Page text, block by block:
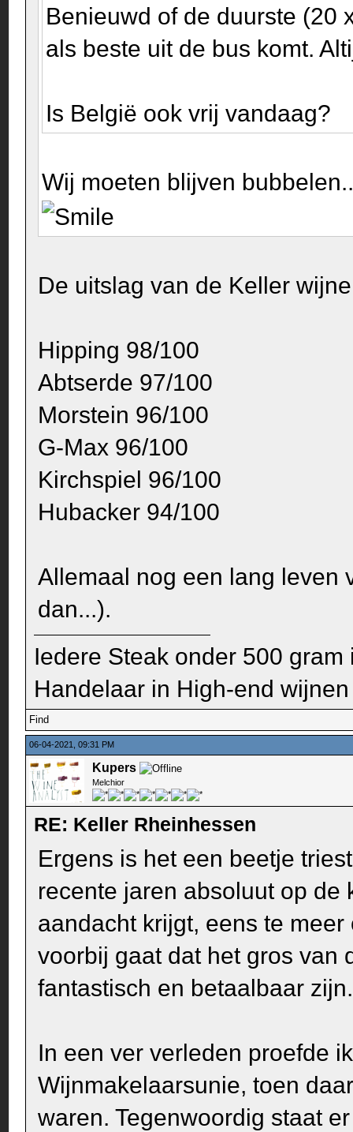
Benieuwd of de duurste (20
als beste uit de bus komt.
Is België ook vrij vandaag?
Wij moeten blijven
De uitslag van de Keller
Hipping 98/100
Abtserde 97/100
Morstein 96/100
G-Max 96/100
Kirchspiel 96/100
Hubacker 94/100
Allemaal nog een lang leven
dan...).
Iedere Steak onder 500 gram
Handelaar in High-end wijnen
Find
06-04-2021, 09:31 PM
Kupers
Melchior
RE: Keller Rheinhessen
Ergens is het een beetje
recente jaren absoluut op de
aandacht krijgt, eens te
voorbij gaat dat het gros van
fantastisch en betaalbaar zijn.
In een ver verleden proefde
Wijnmakelaarsunie, toen
waren. Tegenwoordig staat